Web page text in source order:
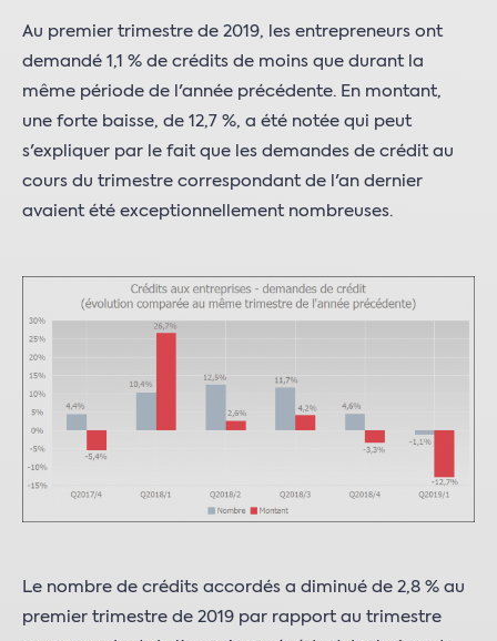
Au premier trimestre de 2019, les entrepreneurs ont
demandé 1,1 % de crédits de moins que durant la
même période de l'année précédente. En montant,
une forte baisse, de 12,7 %, a été notée qui peut
s'expliquer par le fait que les demandes de crédit au
cours du trimestre correspondant de l'an dernier
avaient été exceptionnellement nombreuses.
Le nombre de crédits accordés a diminué de 2,8 % au
premier trimestre de 2019 par rapport au trimestre